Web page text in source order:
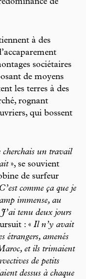
de
à des
sociétaires
de moyens
les terres à des
rognant
qui bossent
cherchais un travail
», se souvient
de surfeur
C’est comme ça que je
immense, au
tenu deux jours
: « Il n’y avait
étrangers, amenés
et ils trimaient
de petits
dessus à chaque